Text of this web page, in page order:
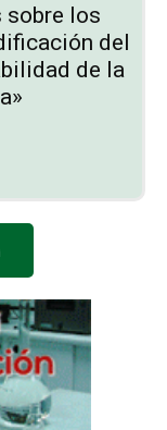
sobre los
del
de la